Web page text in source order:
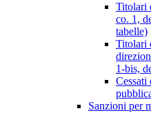
Titolari
co. 1,
tabelle)
Titolari
1-bis,
Cessati
Sanzioni per